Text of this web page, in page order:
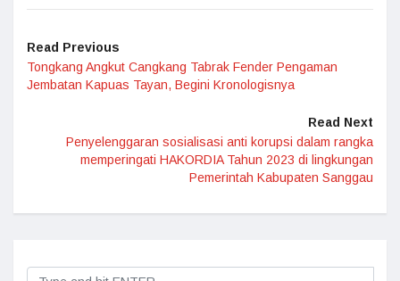
Read Previous
Tongkang Angkut Cangkang Tabrak Fender Pengaman
Jembatan Kapuas Tayan, Begini Kronologisnya
Read Next
Penyelenggaran sosialisasi anti korupsi dalam rangka
memperingati HAKORDIA Tahun 2023 di lingkungan
Pemerintah Kabupaten Sanggau